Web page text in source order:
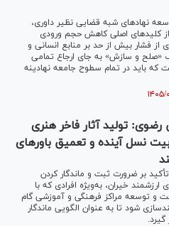
نهاد‌های شبه قضایی نظیر داوری،
کلید‌های اصلی کاهش حجم ورودی
از فشار بیش از حد بر منابع انسانی و
و سازش» به جای ارجاع تمامی
که باید در تمام سطوح جامعه نهادینه
تولید آثار فاخر هنری
نسل آینده و تعمیق باور‌های
بر ضرورت ثبت و ماندگار کردن
خیران، به‌ویژه افرادی که با
و توسعه مراکز فرهنگی و آموزشی گام
شود تا به عنوان الگویی ماندگار
گیرد.